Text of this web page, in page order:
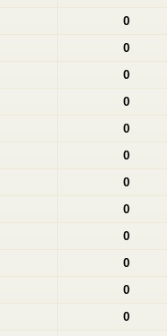
0
0
0
0
0
0
0
0
0
0
0
0